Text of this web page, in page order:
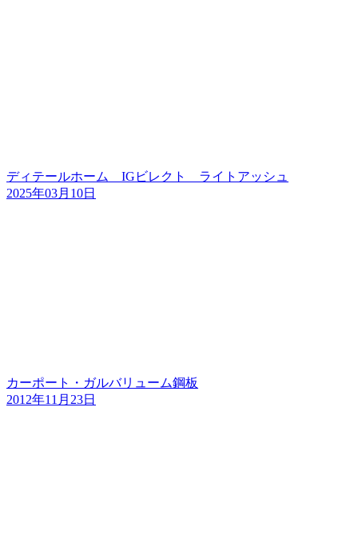
ディテールホーム IGビレクト ライトアッシュ
2025年03月10日
カーポート・ガルバリューム鋼板
2012年11月23日